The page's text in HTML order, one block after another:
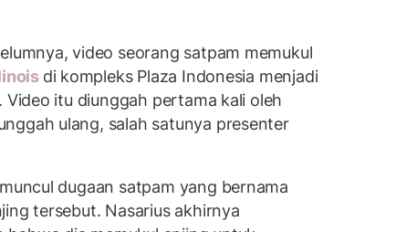
video seorang satpam memukul
di kompleks Plaza Indonesia menjadi
Video itu diunggah pertama kali oleh
ulang, salah satunya presenter
dugaan satpam yang bernama
tersebut. Nasarius akhirnya